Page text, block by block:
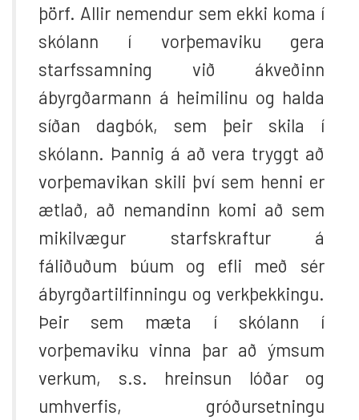
þörf. Allir nemendur sem ekki koma í
skólann í vorþemaviku gera
starfssamning við ákveðinn
ábyrgðarmann á heimilinu og halda
síðan dagbók, sem þeir skila í
skólann. Þannig á að vera tryggt að
vorþemavikan skili því sem henni er
ætlað, að nemandinn komi að sem
mikilvægur starfskraftur á
fáliðuðum búum og efli með sér
ábyrgðartilfinningu og verkþekkingu.
Þeir sem mæta í skólann í
vorþemaviku vinna þar að ýmsum
verkum, s.s. hreinsun lóðar og
umhverfis, gróðursetningu